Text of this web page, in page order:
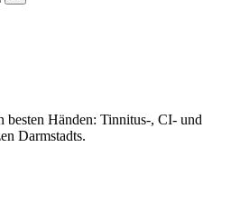
Händen: Tinnitus-, CI- und
Darmstadts.